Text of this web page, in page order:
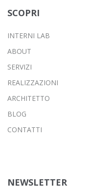
SCOPRI
INTERNI LAB
ABOUT
SERVIZI
REALIZZAZIONI
ARCHITETTO
BLOG
CONTATTI
NEWSLETTER